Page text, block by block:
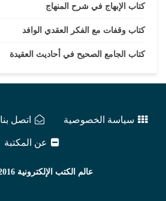
كتاب الإبهاج في شرح المنهاج
كتاب وقفات مع الفكر العقدي الوافد
كتاب الجامع الصحيح في أحاديث العقيدة
سياسة الخصوصية اتصل بنا
عن المكتبة
عالم الكتب الإلكترونية 2016 - 2026